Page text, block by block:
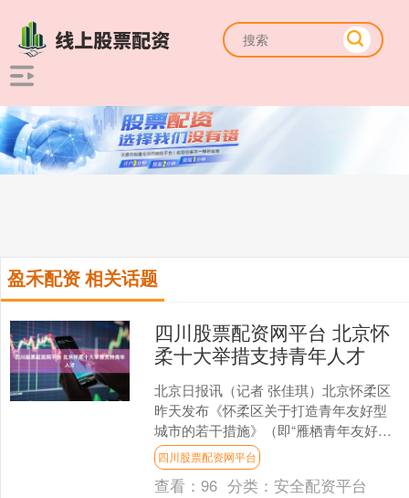
盈禾配资 相关话题
四川股票配资网平台 北京怀
柔十大举措支持青年人才
北京日报讯（记者 张佳琪）北京怀柔区
昨天发布《怀柔区关于打造青年友好型
城市的若干措施》（即“雁栖青年友好十
条”），聚焦青年人才“引、育、用、
留”全周期需求，实施....
四川股票配资网平台
查看：96 分类：安全配资平台